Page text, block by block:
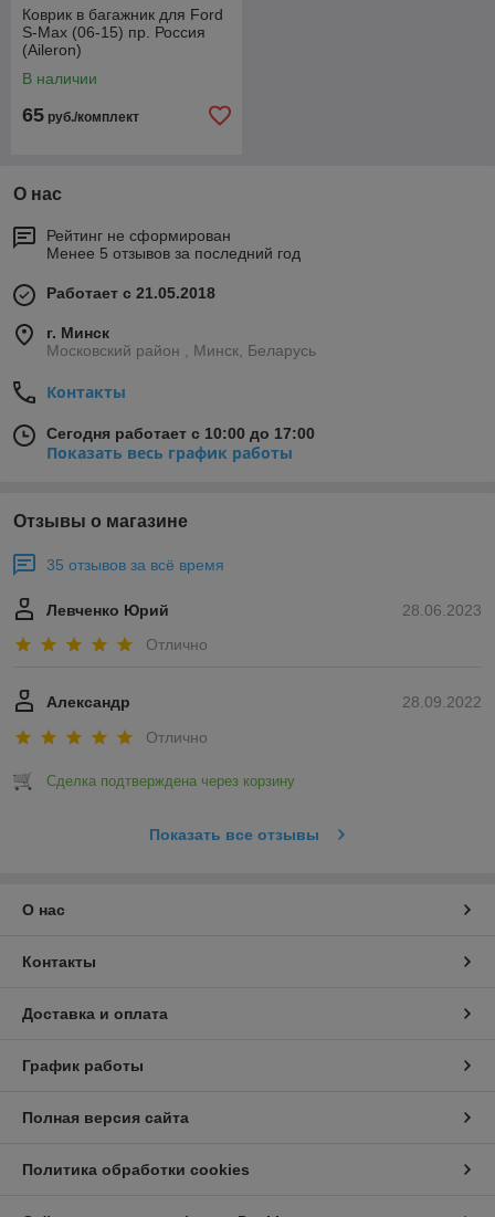
Коврик в багажник для Ford
S-Max (06-15) пр. Россия
(Aileron)
В наличии
65 руб./комплект
О нас
Рейтинг не сформирован
Менее 5 отзывов за последний год
Работает с 21.05.2018
г. Минск
Московский район , Минск, Беларусь
Контакты
Сегодня работает с 10:00 до 17:00
Показать весь график работы
Отзывы о магазине
35 отзывов за всё время
28.06.2023
Левченко Юрий
Отлично
28.09.2022
Александр
Отлично
Сделка подтверждена через корзину
Показать все отзывы
О нас
Контакты
Доставка и оплата
График работы
Полная версия сайта
Политика обработки cookies